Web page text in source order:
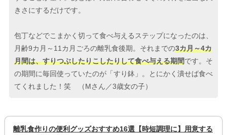
きさにするだけです。
包丁などでこまかく切って食べ与えるステップになったのは、
月齢9カ月～11カ月ごろの離乳食後期。それまでの3カ月～4カ
月間は、すりつぶしたりこしたりして食べ与える期間です。そ
の期間に毎回使っていたのが「すり鉢」。とにかく潰せば食べ
てくれました！笑 （Mさん／3歳女の子）
離乳食作りの便利グッズおすすめ16選【時短調理に】用意する